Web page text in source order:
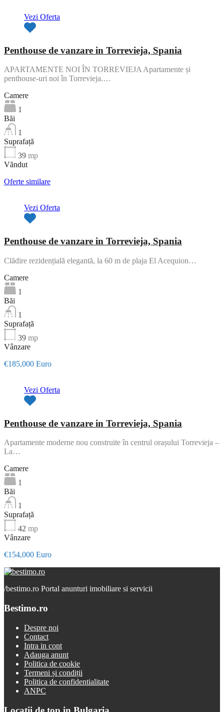
Vezi Oferta
Penthouse de vanzare in Torrevieja, Spania
APARTAMENTE NOI ÎN TORREVIEJA Apartamente și
penthouse-uri noi în Torrevieja.…
Camere
1
Băi
1
Suprafață
39 mp
Văndut
Oferte similare
Vezi Oferta
Penthouse de vanzare in Torrevieja, Spania
Clădire rezidențială elegantă, la 60 m de plaja El Acequion…
Camere
1
Băi
1
Suprafață
39 mp
Vânzare
€185,000 Euro
Vezi Oferta
Penthouse de vanzare in Torrevieja, Spania
Apartamente moderne nou construite în centrul orașului Torrevieja –
La…
Camere
1
Băi
1
Suprafață
42 mp
Vânzare
€154,000 Euro
/bestimo.ro Portal anunturi imobiliare si servicii
Bestimo.ro
Despre noi
Contact
Intra in cont
Adauga anunt
Politica de cookie
Termeni și condiții
Politica de confidentialitate
ANPC